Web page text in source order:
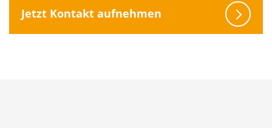
Jetzt Kontakt aufnehmen